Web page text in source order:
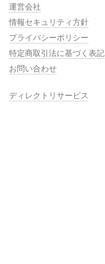
運営会社
情報セキュリティ方針
プライバシーポリシー
特定商取引法に基づく表記
お問い合わせ
ディレクトリサービス